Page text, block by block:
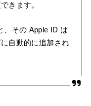
きます。
、その Apple ID は
自動的に追加され